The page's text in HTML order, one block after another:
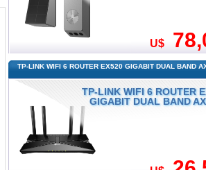
U$
TP-LINK WIFI 6 ROUTER EX520 GIGABIT DUAL BAND
TP-LINK WIFI 6 ROUTER
GIGABIT DUAL BAND